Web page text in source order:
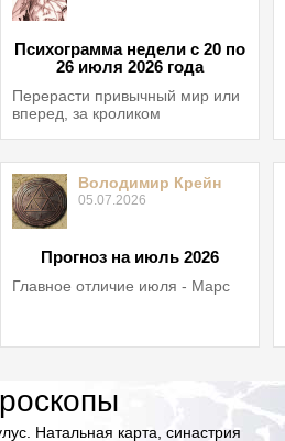
Психограмма недели с 20 по
26 июля 2026 года
Перерасти привычный мир или
вперед, за кроликом
Володимир Крейн
05.07.2026
Прогноз на июль 2026
Главное отличие июля - Марс
Натальная карта, синастрия